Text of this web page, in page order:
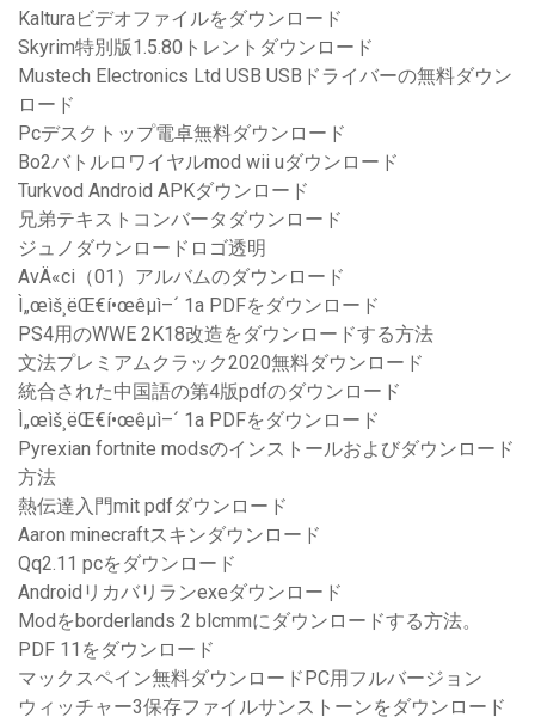
Kalturaビデオファイルをダウンロード
Skyrim特別版1.5.80トレントダウンロード
Mustech Electronics Ltd USB USBドライバーの無料ダウン
ロード
Pcデスクトップ電卓無料ダウンロード
Bo2バトルロワイヤルmod wii uダウンロード
Turkvod Android APKダウンロード
兄弟テキストコンバータダウンロード
ジュノダウンロードロゴ透明
AvÄ«ci（01）アルバムのダウンロード
Ì„œìš¸ëŒ€í•œêµ­ì–´ 1a PDFをダウンロード
PS4用のWWE 2K18改造をダウンロードする方法
文法プレミアムクラック2020無料ダウンロード
統合された中国語の第4版pdfのダウンロード
Ì„œìš¸ëŒ€í•œêµ­ì–´ 1a PDFをダウンロード
Pyrexian fortnite modsのインストールおよびダウンロード
方法
熱伝達入門mit pdfダウンロード
Aaron minecraftスキンダウンロード
Qq2.11 pcをダウンロード
Androidリカバリランexeダウンロード
Modをborderlands 2 blcmmにダウンロードする方法。
PDF 11をダウンロード
マックスペイン無料ダウンロードPC用フルバージョン
ウィッチャー3保存ファイルサンストーンをダウンロード